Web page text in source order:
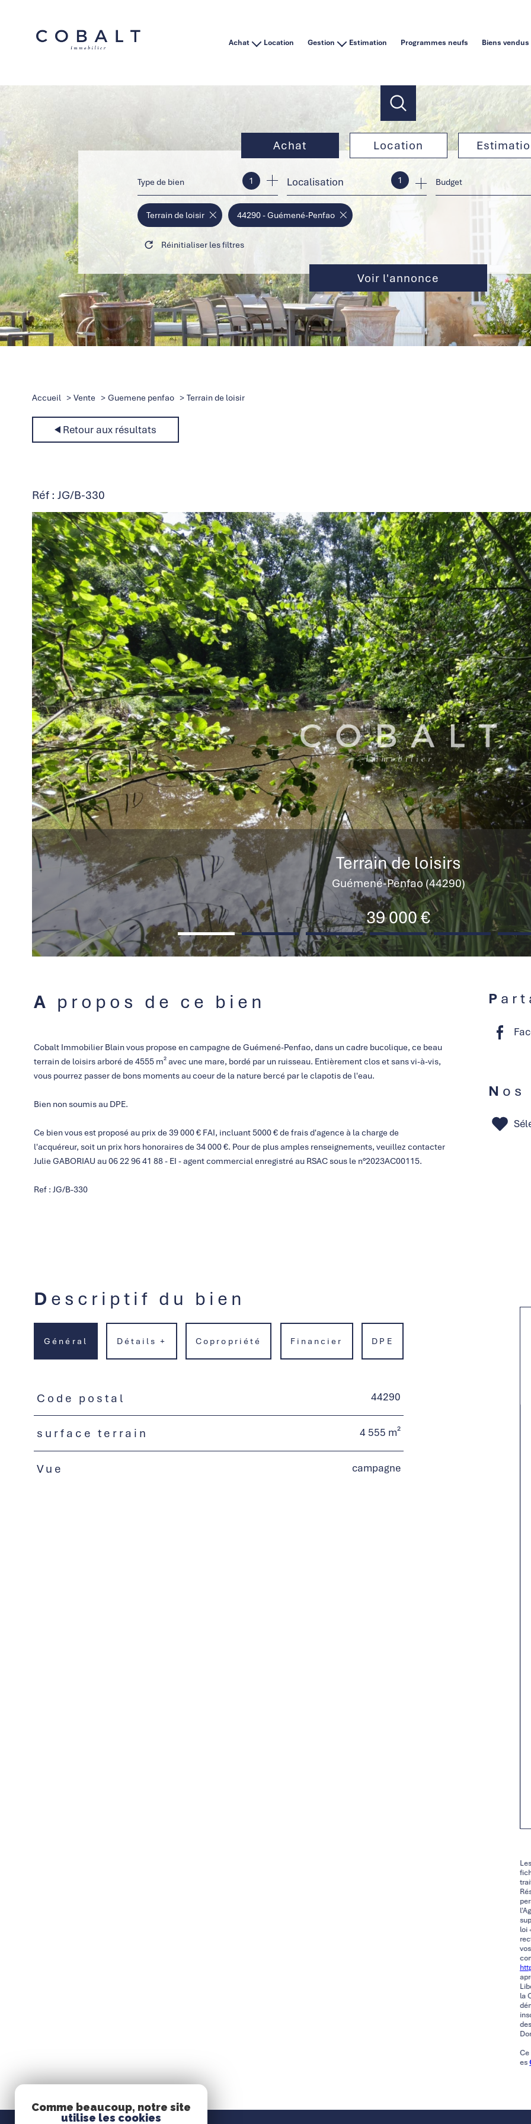
Achat Location Gestion Estimation Programmes neufs Biens vendus
Achat
de l'ancien
de l'immo pro
Location
à l'année
Type de bien 1 1
Localisation Budget
Voir l'annonce
Terrain de loisir 44290 - Guémené-Penfao
Réinitialiser les filtres
Accueil Vente Guemene penfao Terrain de loisir
Retour aux résultats
Réf : JG/B-330
Terrain de loisirs
Guémené-Penfao (44290)
39 000 €
A propos de ce bien
Cobalt Immobilier Blain vous propose en campagne de Guémené-Penfao, dans un cadre bucolique, ce beau
terrain de loisirs arboré de 4555 m² avec une mare, bordé par un ruisseau. Entièrement clos et sans vi-à-vis,
vous pourrez passer de bons moments au coeur de la nature bercé par le clapotis de l'eau.
Bien non soumis au DPE.
Ce bien vous est proposé au prix de 39 000 € FAI, incluant 5000 € de frais d'agence à la charge de
l'acquéreur, soit un prix hors honoraires de 34 000 €. Pour de plus amples renseignements, veuillez contacter
Julie GABORIAU au 06 22 96 41 88 - EI - agent commercial enregistré au RSAC sous le n°2023AC00115.
Ref : JG/B-330
Descriptif du bien
Général Détails + Copropriété Financier DPE
TRAD_PAMPERO_Caracteristique
Code postal 44290
surface terrain 4 555 m²
Vue campagne
loi
la
Ce
es
Comme beaucoup, notre site
utilise les cookies